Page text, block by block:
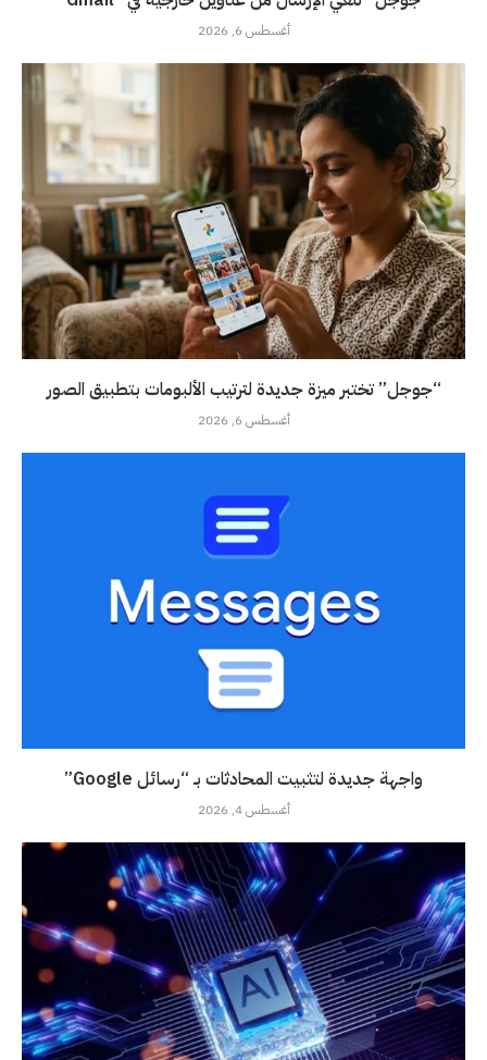
أغسطس 6, 2026
“جوجل” تختبر ميزة جديدة لترتيب الألبومات بتطبيق الصور
أغسطس 6, 2026
واجهة جديدة لتثبيت المحادثات بـ “رسائل Google”
أغسطس 4, 2026